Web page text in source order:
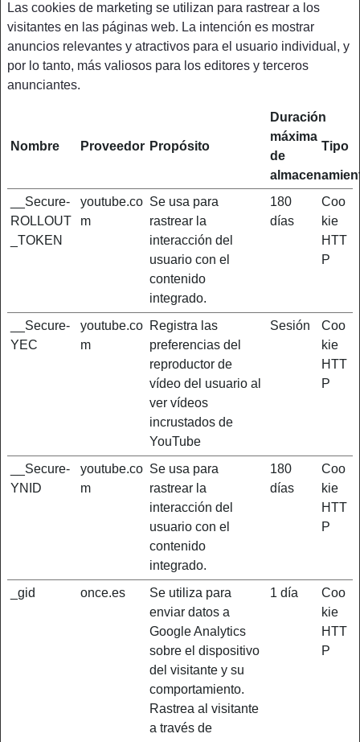
Las cookies de marketing se utilizan para rastrear a los
visitantes en las páginas web. La intención es mostrar
anuncios relevantes y atractivos para el usuario individual, y
por lo tanto, más valiosos para los editores y terceros
anunciantes.
Nombre Proveedor Propósito
Duración
máxima
de
Tipo
__Secure-
ROLLOUT
_TOKEN
youtube.co
m
Se usa para
rastrear la
interacción del
usuario con el
contenido
integrado.
180
días
Coo
kie
HTT
P
__Secure-
YEC
youtube.co
m
Registra las
preferencias del
reproductor de
vídeo del usuario al
ver vídeos
incrustados de
YouTube
Sesión
Coo
kie
HTT
P
__Secure-
YNID
youtube.co
m
Se usa para
rastrear la
interacción del
usuario con el
contenido
integrado.
180
días
Coo
kie
HTT
P
_gid once.es
Se utiliza para
enviar datos a
Google Analytics
sobre el dispositivo
del visitante y su
comportamiento.
Rastrea al visitante
a través de
1 día
Coo
kie
HTT
P